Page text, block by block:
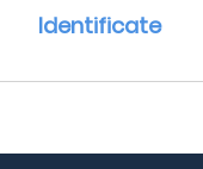
Identificate